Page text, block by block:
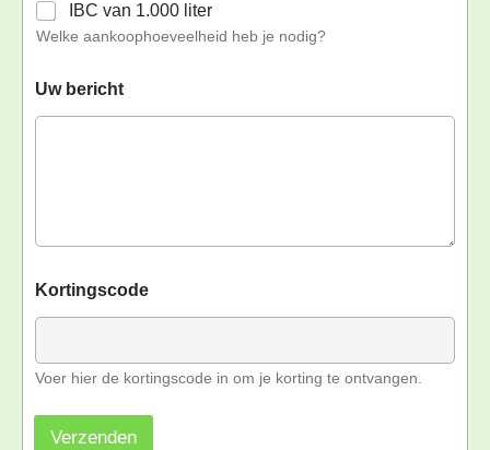
IBC van 1.000 liter
Welke aankoophoeveelheid heb je nodig?
Uw bericht
Kortingscode
Voer hier de kortingscode in om je korting te ontvangen.
Verzenden